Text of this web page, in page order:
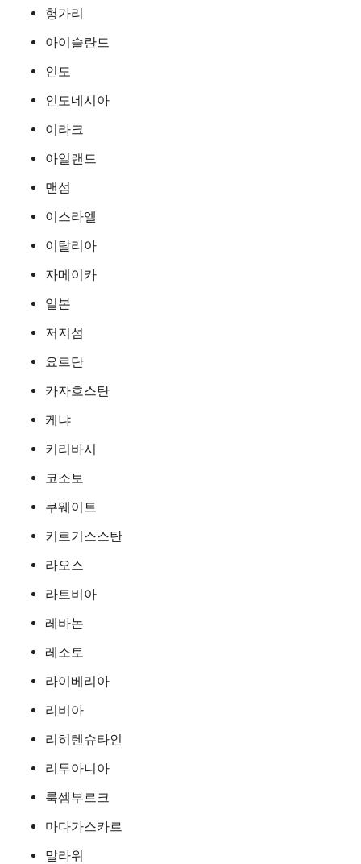
헝가리
아이슬란드
인도
인도네시아
이라크
아일랜드
맨섬
이스라엘
이탈리아
자메이카
일본
저지섬
요르단
카자흐스탄
케냐
키리바시
코소보
쿠웨이트
키르기스스탄
라오스
라트비아
레바논
레소토
라이베리아
리비아
리히텐슈타인
리투아니아
룩셈부르크
마다가스카르
말라위